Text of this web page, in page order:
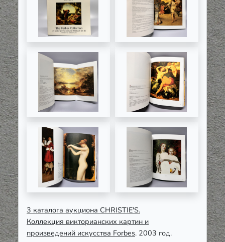
3 каталога аукциона CHRISTIE'S.
Коллекция викторианских картин и
произведений искусства Forbes. 2003 год.